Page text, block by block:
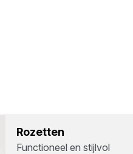
Rozet­ten
Functioneel en stijlvol